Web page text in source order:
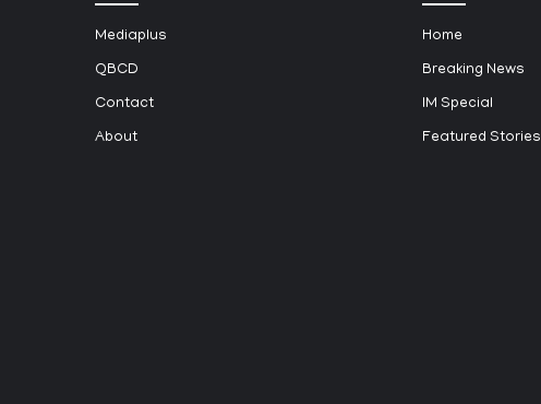
Mediaplus
QBCD
Contact
About
Home
Breaking News
IM Special
Featured Stories